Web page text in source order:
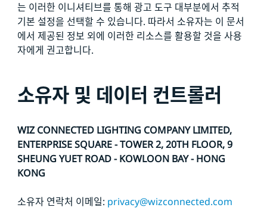
는 이러한 이니셔티브를 통해 광고 도구 대부분에서 추적
기본 설정을 선택할 수 있습니다. 따라서 소유자는 이 문서
에서 제공된 정보 외에 이러한 리소스를 활용할 것을 사용
자에게 권고합니다.
소유자 및 데이터 컨트롤러
WIZ CONNECTED LIGHTING COMPANY LIMITED,
ENTERPRISE SQUARE - TOWER 2, 20TH FLOOR, 9
SHEUNG YUET ROAD - KOWLOON BAY - HONG
KONG
소유자 연락처 이메일: privacy@wizconnected.com